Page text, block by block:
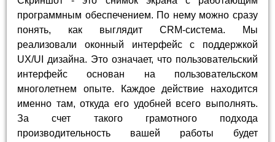
программным обеспечением. По нему можно сразу
понять, как выглядит CRM-система. Мы
реализовали оконный интерфейс с поддержкой
UX/UI дизайна. Это означает, что пользовательский
интерфейс основан на пользовательском
многолетнем опыте. Каждое действие находится
именно там, откуда его удобней всего выполнять.
За счет такого грамотного подхода
производительность вашей работы будет